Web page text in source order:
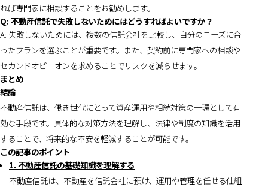
れば専門家に相談することをお勧めします。
Q: 不動産信託で失敗しないためにはどうすればよいですか？
A: 失敗しないためには、複数の信託会社を比較し、自分のニーズに合
ったプランを選ぶことが重要です。また、契約前に専門家への相談や
セカンドオピニオンを求めることでリスクを減らせます。
まとめ
結論
不動産信託は、働き世代にとって資産運用や相続対策の一環として有
効な手段です。具体的な対策方法を理解し、法律や制度の知識を活用
することで、将来的な不安を軽減することが可能です。
この記事のポイント
1. 不動産信託の基礎知識を理解する
不動産信託は、不動産を信託会社に預け、運用や管理を任せる仕組